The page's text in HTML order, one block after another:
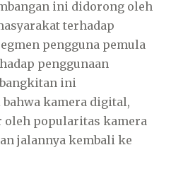
ini didorong oleh
terhadap
pengguna pemula
penggunaan
ini
kamera digital,
oleh popularitas kamera
jalannya kembali ke